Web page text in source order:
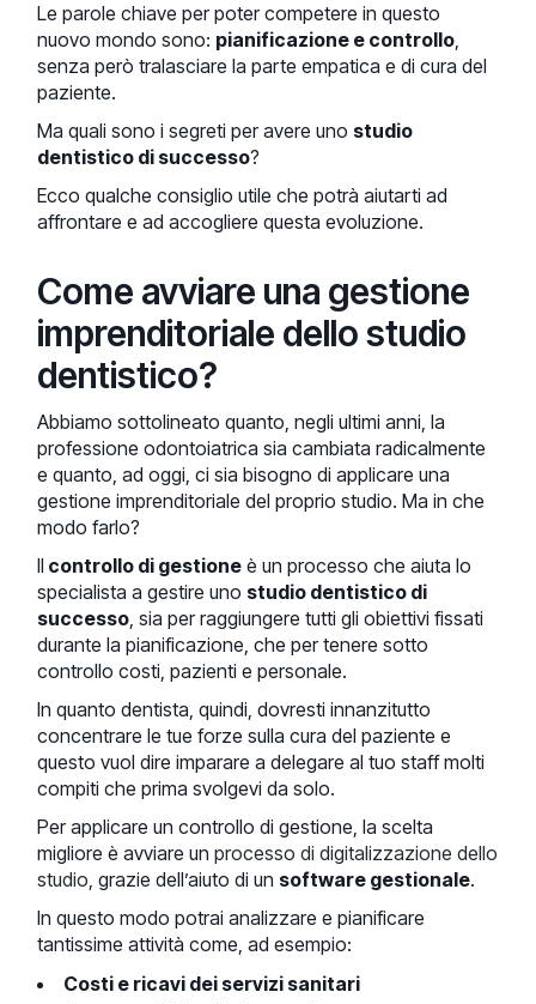
Le parole chiave per poter competere in questo
nuovo mondo sono: pianificazione e controllo,
senza però tralasciare la parte empatica e di cura del
paziente.
Ma quali sono i segreti per avere uno studio
dentistico di successo?
Ecco qualche consiglio utile che potrà aiutarti ad
affrontare e ad accogliere questa evoluzione.
Come avviare una gestione
imprenditoriale dello studio
dentistico?
Abbiamo sottolineato quanto, negli ultimi anni, la
professione odontoiatrica sia cambiata radicalmente
e quanto, ad oggi, ci sia bisogno di applicare una
gestione imprenditoriale del proprio studio. Ma in che
modo farlo?
Il controllo di gestione è un processo che aiuta lo
specialista a gestire uno studio dentistico di
successo, sia per raggiungere tutti gli obiettivi fissati
durante la pianificazione, che per tenere sotto
controllo costi, pazienti e personale.
In quanto dentista, quindi, dovresti innanzitutto
concentrare le tue forze sulla cura del paziente e
questo vuol dire imparare a delegare al tuo staff molti
compiti che prima svolgevi da solo.
Per applicare un controllo di gestione, la scelta
migliore è avviare unprocesso di digitalizzazione dello
studio, grazie dell’aiuto di un software gestionale.
In questo modo potrai analizzare e pianificare
tantissime attività come, ad esempio:
Costi e ricavi dei servizi sanitari